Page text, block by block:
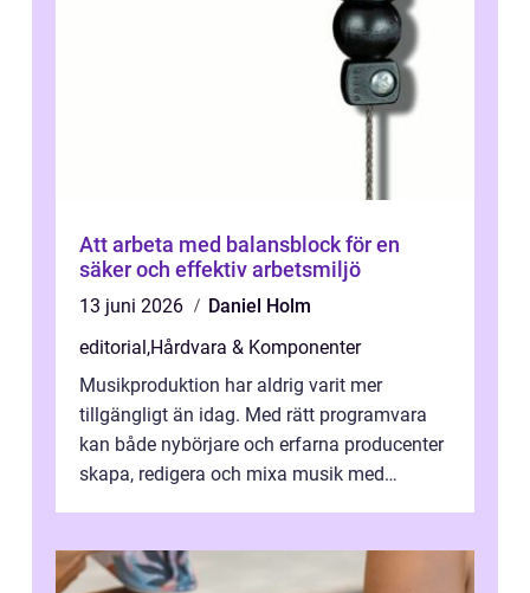
Att arbeta med balansblock för en
säker och effektiv arbetsmiljö
13 juni 2026
Daniel Holm
editorial ,Hårdvara & Komponenter
Musikproduktion har aldrig varit mer
tillgängligt än idag. Med rätt programvara
kan både nybörjare och erfarna producenter
skapa, redigera och mixa musik med